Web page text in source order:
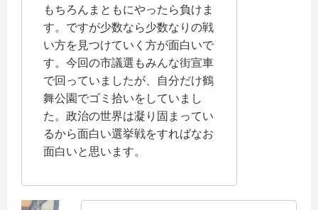
もちろんまともにやったら負けま
す。ですが少数なら少数なりの戦
い方を見つけていく方が面白いで
す。今回の市議選もみんな街宣車
で回っていましたが、自分だけ鶴
舞公園でゴミ拾いをしていまし
た。政治の世界は凝り固まってい
るから面白い選挙戦をすればなお
面白いと思います。